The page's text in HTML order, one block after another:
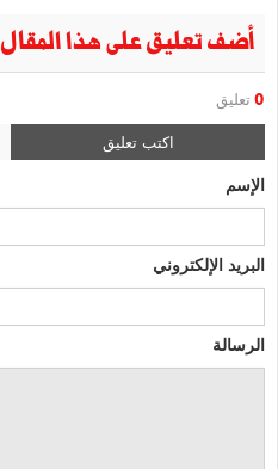
أضف تعليق على هذا المقال
0 تعليق
اكتب تعليق
الإسم
البريد الإلكتروني
الرسالة